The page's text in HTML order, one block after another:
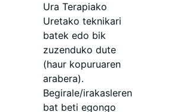
Ura Terapiako
Uretako teknikari
batek edo bik
zuzenduko dute
(haur kopuruaren
arabera).
Begirale/irakasleren
bat beti egongo